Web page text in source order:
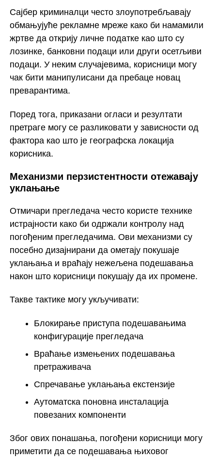
Сајбер криминалци често злоупотребљавају
обмањујуће рекламне мреже како би намамили
жртве да открију личне податке као што су
лозинке, банковни подаци или други осетљиви
подаци. У неким случајевима, корисници могу
чак бити манипулисани да пребаце новац
преварантима.
Поред тога, приказани огласи и резултати
претраге могу се разликовати у зависности од
фактора као што је географска локација
корисника.
Механизми перзистентности отежавају
уклањање
Отмичари прегледача често користе технике
истрајности како би одржали контролу над
погођеним прегледачима. Ови механизми су
посебно дизајнирани да ометају покушаје
уклањања и враћају нежељена подешавања
након што корисници покушају да их промене.
Такве тактике могу укључивати:
Блокирање приступа подешавањима
конфигурације прегледача
Враћање измењених подешавања
претраживача
Спречавање уклањања екстензије
Аутоматска поновна инсталација
повезаних компоненти
Због ових понашања, погођени корисници могу
приметити да се подешавања њиховог